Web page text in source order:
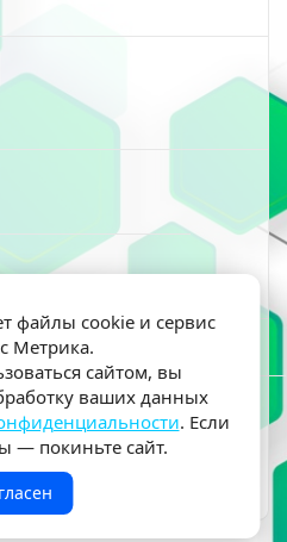
на обработку моих
политики
файлы cookie и сервис
Метрика.
сайтом, вы
ваших данных
. Если
— покиньте сайт.